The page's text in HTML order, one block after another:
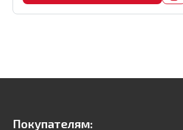
Покупателям: